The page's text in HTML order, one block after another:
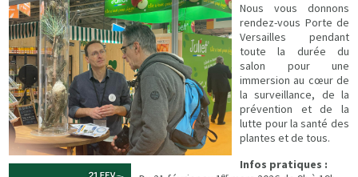
Nous vous donnons
rendez-vous Porte de
Versailles pendant
toute la durée du
salon pour une
immersion au cœur de
la surveillance, de la
prévention et de la
lutte pour la santé des
plantes et de tous.
Infos pratiques :